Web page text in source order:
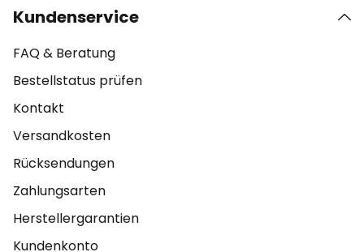
Kundenservice
FAQ & Beratung
Bestellstatus prüfen
Kontakt
Versandkosten
Rücksendungen
Zahlungsarten
Herstellergarantien
Kundenkonto